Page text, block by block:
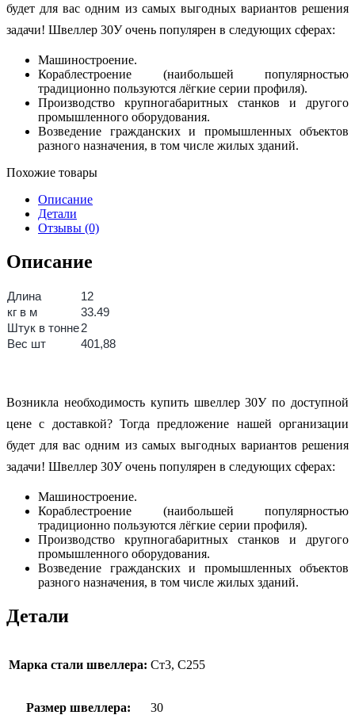
будет для вас одним из самых выгодных вариантов решения
задачи! Швеллер 30У очень популярен в следующих сферах:
Машиностроение.
Кораблестроение (наибольшей популярностью
традиционно пользуются лёгкие серии профиля).
Производство крупногабаритных станков и другого
промышленного оборудования.
Возведение гражданских и промышленных объектов
разного назначения, в том числе жилых зданий.
Похожие товары
Описание
Детали
Отзывы (0)
Описание
Длина
12
кг в м
33.49
Штук в тонне2
Вес шт
401,88
Возникла необходимость купить швеллер 30У по доступной
цене с доставкой? Тогда предложение нашей организации
будет для вас одним из самых выгодных вариантов решения
задачи! Швеллер 30У очень популярен в следующих сферах:
Машиностроение.
Кораблестроение (наибольшей популярностью
традиционно пользуются лёгкие серии профиля).
Производство крупногабаритных станков и другого
промышленного оборудования.
Возведение гражданских и промышленных объектов
разного назначения, в том числе жилых зданий.
Детали
Марка стали швеллера: Ст3, С255
Размер швеллера: 30